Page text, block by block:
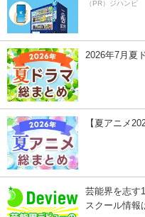
（PR）ジハンピ
2026年7月夏
【夏アニメ
芸能界を志す
スクール情報